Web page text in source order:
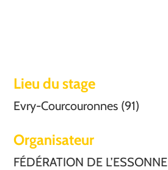
Lieu du stage
Evry-Courcouronnes (91)
Organisateur
FÉDÉRATION DE L’ESSONNE